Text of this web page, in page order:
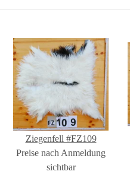
Ziegenfell #FZ109
Preise nach Anmeldung
sichtbar